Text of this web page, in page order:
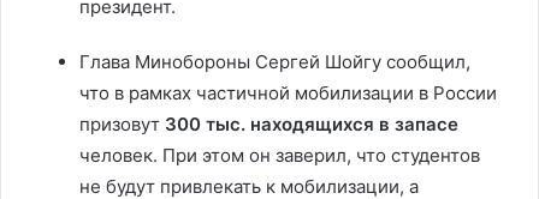
президент.
Глава Минобороны Сергей Шойгу сообщил,
что в рамках частичной мобилизации в России
призовут 300 тыс. находящихся в запасе
человек. При этом он заверил, что студентов
не будут привлекать к мобилизации, а